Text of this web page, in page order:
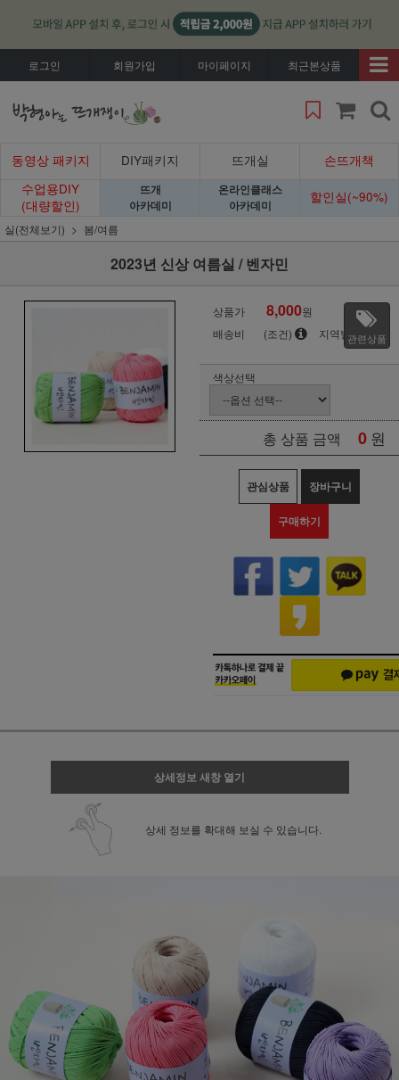
로그인 회원가입 마이페이지 최근본상품
동영상 패키지 DIY패키지 뜨개실
손뜨개책
수업용DIY
(대량할인)
뜨개
아카데미
온라인클래스
아카데미
할인실(~90%)
실(전체보기) 봄/여름
2023년 신상 여름실 / 벤자민
상품가 8,000원
배송비
(조건) 지역별관련상품
색상선택
총 상품 금액 0 원
관심상품 장바구니
구매하기
상세정보 새창 열기
상세 정보를 확대해 보실 수 있습니다.